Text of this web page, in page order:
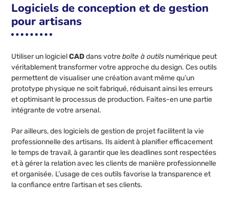
Logiciels de conception et de gestion
pour artisans
Utiliser un logicielCADdans votreboîte à outils numérique peut
véritablement transformer votre approche du design. Ces outils
permettent de visualiser une création avant même qu’un
prototype physique ne soit fabriqué, réduisant ainsi les erreurs
et optimisant le processus de production. Faites-en une partie
intégrante de votre arsenal.
Par ailleurs, des logiciels de gestion de projet facilitent la vie
professionnelle des artisans. Ils aident à planifier efficacement
le temps de travail, à garantir que les deadlines sont respectées
et à gérer la relation avec les clients de manière professionnelle
et organisée. L’usage de ces outils favorise la transparence et
la confiance entre l’artisan et ses clients.